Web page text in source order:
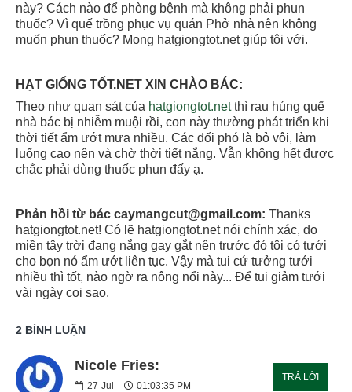
này? Cách nào để phòng bệnh mà không phải phun
thuốc? Vì quế trồng phục vụ quán Phở nhà nên không
muốn phun thuốc? Mong hatgiongtot.net giúp tôi với.
HẠT GIỐNG TỐT.NET XIN CHÀO BÁC:
Theo như quan sát của hatgiongtot.netthì rau húng quế
nhà bác bị nhiễm muội rồi, con này thường phát triển khi
thời tiết ẩm ướt mưa nhiều. Các đối phó là bỏ vôi, làm
luống cao nên và chờ thời tiết nắng. Vẫn không hết được
chắc phải dùng thuốc phun đấy ạ.
Phản hồi từ bác caymangcut@gmail.com: Thanks
hatgiongtot.net! Có lẽ hatgiongtot.net nói chính xác, do
miền tây trời đang nắng gay gắt nên trước đó tôi có tưới
cho bọn nó ẩm ướt liên tục. Vậy mà tui cứ tưởng tưới
nhiều thì tốt, nào ngờ ra nông nổi này... Để tui giảm tưới
vài ngày coi sao.
2 BÌNH LUẬN
Nicole Fries:
27 Jul 01:03:35 PM
TRẢ LỜI